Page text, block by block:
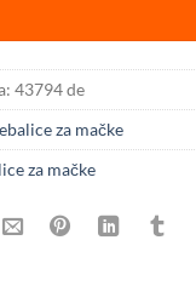
43794 de
za mačke
za mačke